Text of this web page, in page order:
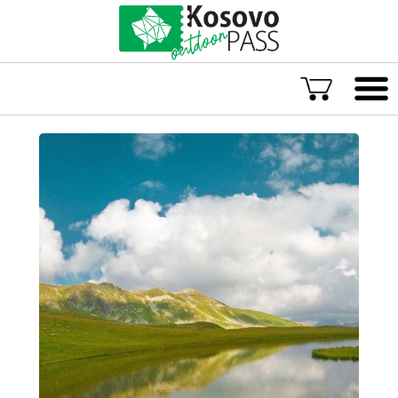
Language
Explore Kosovo
Great Adventures
Popular Experiences
Rural accommodations
Explore by location
TOP rated Kosovo Adventures